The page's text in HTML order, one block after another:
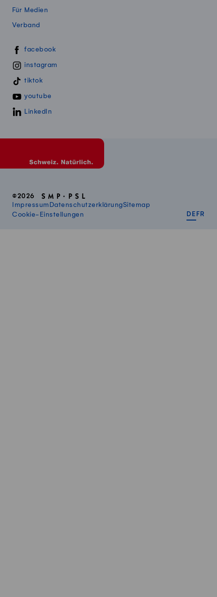
Für Medien
Verband
Swissmillk auf Social Media
facebook
instagram
tiktok
youtube
LinkedIn
©2026
Impressum DatenschutzerklärungSitemap
Cookie-Einstellungen
DE FR